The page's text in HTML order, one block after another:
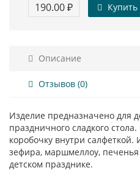
190.00 ₽ Купить
Описание
Отзывов (0)
Изделие предназначено для
праздничного сладкого
коробочку внутри
зефира, маршмеллоу,
детском празднике.